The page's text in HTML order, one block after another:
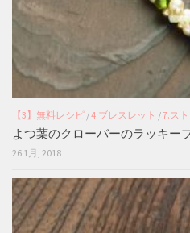
【3】無料レシピ /4.ブレスレット /7.ス
よつ葉のクローバーのラッキー
26 1月, 2018